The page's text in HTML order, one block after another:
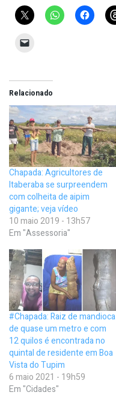
Relacionado
Chapada: Agricultores de
Itaberaba se surpreendem
com colheita de aipim
gigante; veja vídeo
10 maio 2019 - 13h57
Em "Assessoria"
#Chapada: Raiz de mandioca
de quase um metro e com
12 quilos é encontrada no
quintal de residente em Boa
Vista do Tupim
6 maio 2021 - 19h59
Em "Cidades"